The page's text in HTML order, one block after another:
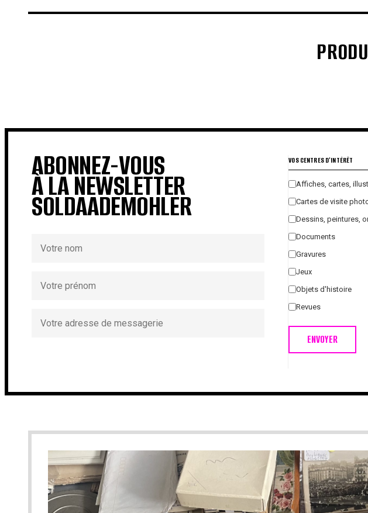
ABONNEZ-VOUS
À LA NEWSLETTER
SOLDAADEMOHLER
VOS CENTRES D'INTÉRÊT
Affiches, cartes,
Cartes de visite
Dessins, peintures,
Documents
Gravures
Jeux
Objets d'histoire
Revues
ENVOYER